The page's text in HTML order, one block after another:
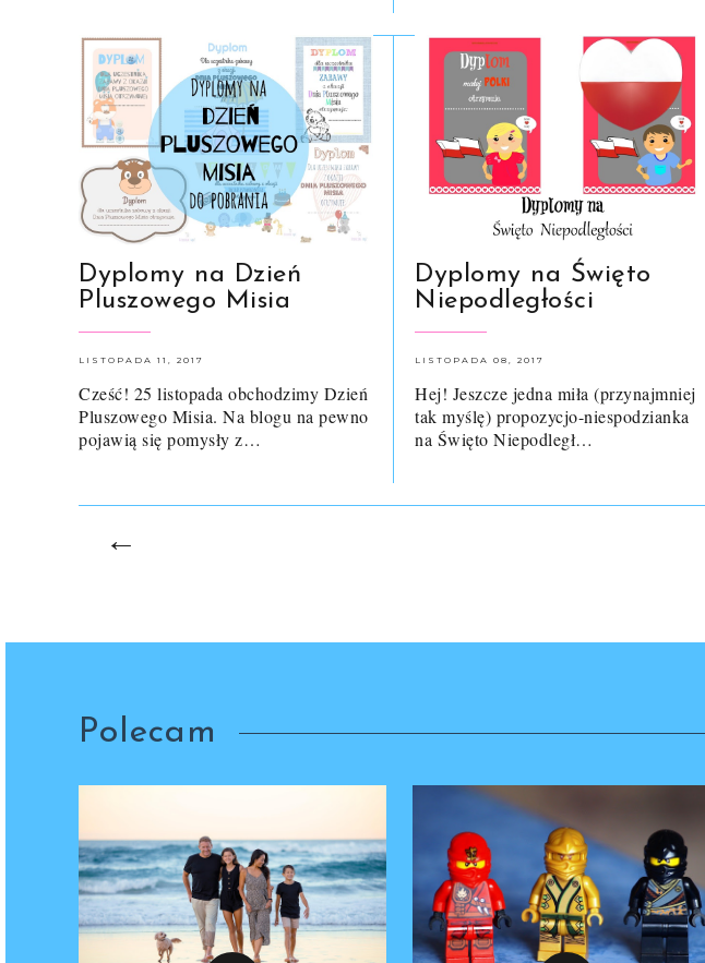
Dyplomy na Dzień
Pluszowego Misia
LISTOPADA 11, 2017
Cześć! 25 listopada obchodzimy Dzień
Pluszowego Misia. Na blogu na pewno
pojawią się pomysły z…
Dyplomy na Święto
Niepodległości
LISTOPADA 08, 2017
Hej! Jeszcze jedna miła (przynajmniej
tak myślę) propozycjo-niespodzianka
na Święto Niepodległ…
←
Polecam